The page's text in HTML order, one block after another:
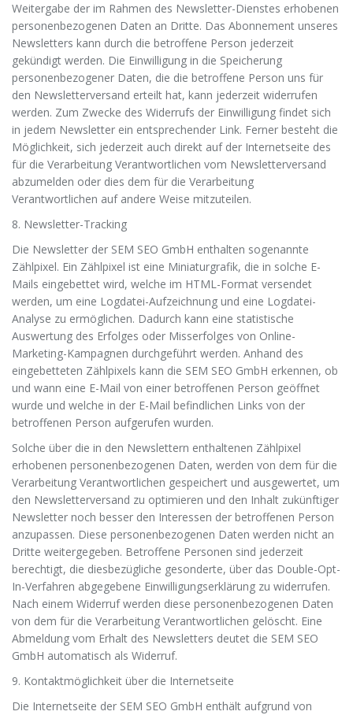
Weitergabe der im Rahmen des Newsletter-Dienstes erhobenen
personenbezogenen Daten an Dritte. Das Abonnement unseres
Newsletters kann durch die betroffene Person jederzeit
gekündigt werden. Die Einwilligung in die Speicherung
personenbezogener Daten, die die betroffene Person uns für
den Newsletterversand erteilt hat, kann jederzeit widerrufen
werden. Zum Zwecke des Widerrufs der Einwilligung findet sich
in jedem Newsletter ein entsprechender Link. Ferner besteht die
Möglichkeit, sich jederzeit auch direkt auf der Internetseite des
für die Verarbeitung Verantwortlichen vom Newsletterversand
abzumelden oder dies dem für die Verarbeitung
Verantwortlichen auf andere Weise mitzuteilen.
8. Newsletter-Tracking
Die Newsletter der SEM SEO GmbH enthalten sogenannte
Zählpixel. Ein Zählpixel ist eine Miniaturgrafik, die in solche E-
Mails eingebettet wird, welche im HTML-Format versendet
werden, um eine Logdatei-Aufzeichnung und eine Logdatei-
Analyse zu ermöglichen. Dadurch kann eine statistische
Auswertung des Erfolges oder Misserfolges von Online-
Marketing-Kampagnen durchgeführt werden. Anhand des
eingebetteten Zählpixels kann die SEM SEO GmbH erkennen, ob
und wann eine E-Mail von einer betroffenen Person geöffnet
wurde und welche in der E-Mail befindlichen Links von der
betroffenen Person aufgerufen wurden.
Solche über die in den Newslettern enthaltenen Zählpixel
erhobenen personenbezogenen Daten, werden von dem für die
Verarbeitung Verantwortlichen gespeichert und ausgewertet, um
den Newsletterversand zu optimieren und den Inhalt zukünftiger
Newsletter noch besser den Interessen der betroffenen Person
anzupassen. Diese personenbezogenen Daten werden nicht an
Dritte weitergegeben. Betroffene Personen sind jederzeit
berechtigt, die diesbezügliche gesonderte, über das Double-Opt-
In-Verfahren abgegebene Einwilligungserklärung zu widerrufen.
Nach einem Widerruf werden diese personenbezogenen Daten
von dem für die Verarbeitung Verantwortlichen gelöscht. Eine
Abmeldung vom Erhalt des Newsletters deutet die SEM SEO
GmbH automatisch als Widerruf.
9. Kontaktmöglichkeit über die Internetseite
Die Internetseite der SEM SEO GmbH enthält aufgrund von